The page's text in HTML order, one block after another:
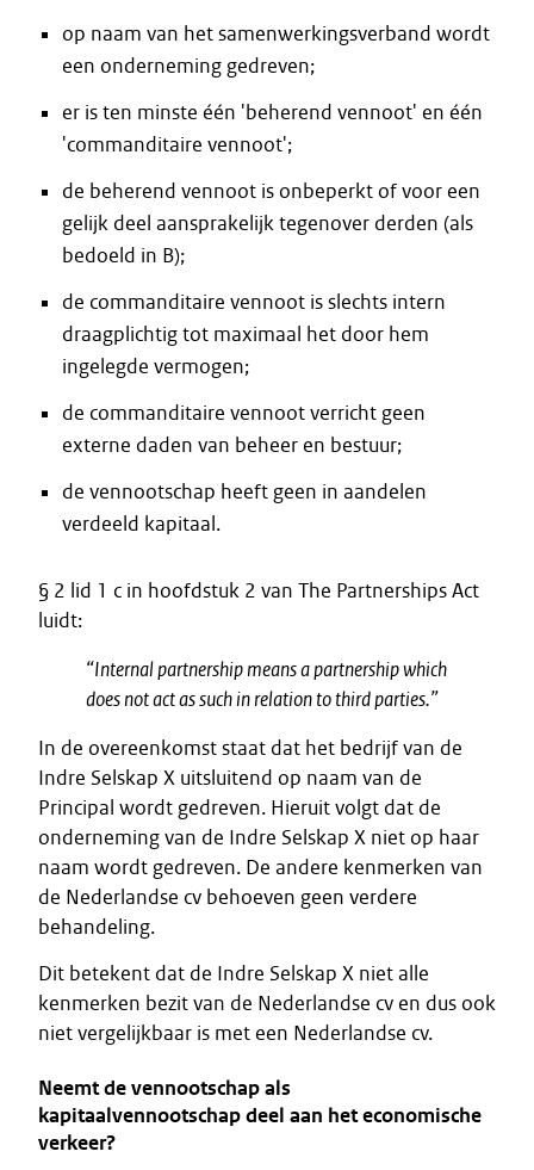
op naam van het samenwerkingsverband wordt
een onderneming gedreven;
er is ten minste één 'beherend vennoot' en één
'commanditaire vennoot';
de beherend vennoot is onbeperkt of voor een
gelijk deel aansprakelijk tegenover derden (als
bedoeld in B);
de commanditaire vennoot is slechts intern
draagplichtig tot maximaal het door hem
ingelegde vermogen;
de commanditaire vennoot verricht geen
externe daden van beheer en bestuur;
de vennootschap heeft geen in aandelen
verdeeld kapitaal.
§ 2 lid 1 c in hoofdstuk 2 van The Partnerships Act
luidt:
“Internal partnership means a partnership which
does not act as such in relation to third parties.”
In de overeenkomst staat dat het bedrijf van de
Indre Selskap X uitsluitend op naam van de
Principal wordt gedreven. Hieruit volgt dat de
onderneming van de Indre Selskap X niet op haar
naam wordt gedreven. De andere kenmerken van
de Nederlandse cv behoeven geen verdere
behandeling.
Dit betekent dat de Indre Selskap X niet alle
kenmerken bezit van de Nederlandse cv en dus ook
niet vergelijkbaar is met een Nederlandse cv.
Neemt de vennootschap als
kapitaalvennootschap deel aan het economische
verkeer?